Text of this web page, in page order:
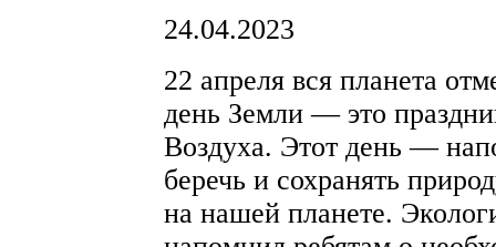
24.04.2023
22 апреля вся планета
день Земли — это
Воздуха. Этот день —
беречь и сохранять
на нашей планете.